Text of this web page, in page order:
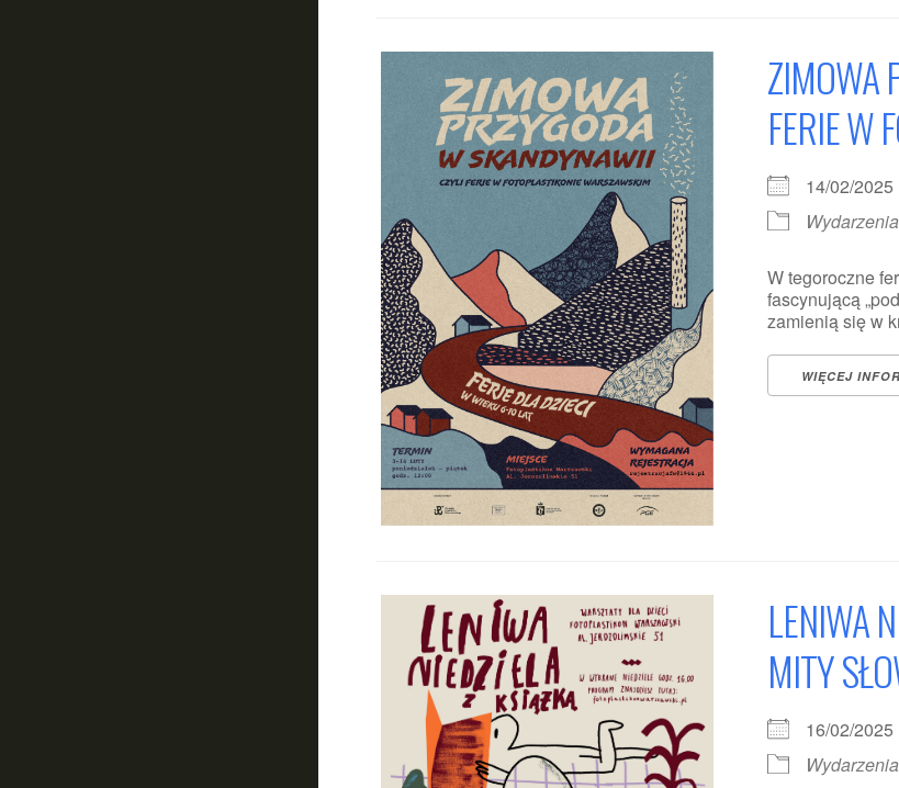
ZIMOWA
FERIE W
14/02/2025
Wydarzenia
W tegoroczne
fascynującą
zamienią się w
WIĘCEJ
LENIWA
MITY
16/02/2025
Wydarzenia